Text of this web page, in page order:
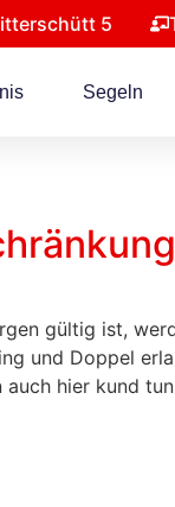
5​
Segeln
gültig ist,
und Doppel
hier kund